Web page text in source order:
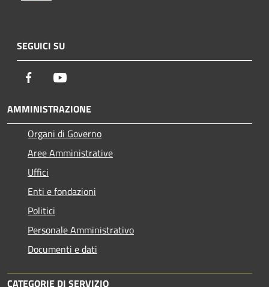
SEGUICI SU
Facebook
AMMINISTRAZIONE
Organi di Governo
Aree Amministrative
Uffici
Enti e fondazioni
Politici
Personale Amministrativo
Documenti e dati
CATEGORIE DI SERVIZIO